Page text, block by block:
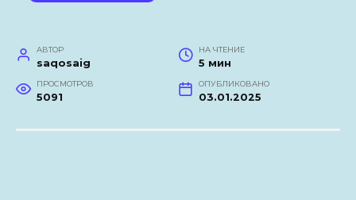
АВТОР
saqosaig
НА ЧТЕНИЕ
5 мин
ПРОСМОТРОВ
5091
ОПУБЛИКОВАНО
03.01.2025